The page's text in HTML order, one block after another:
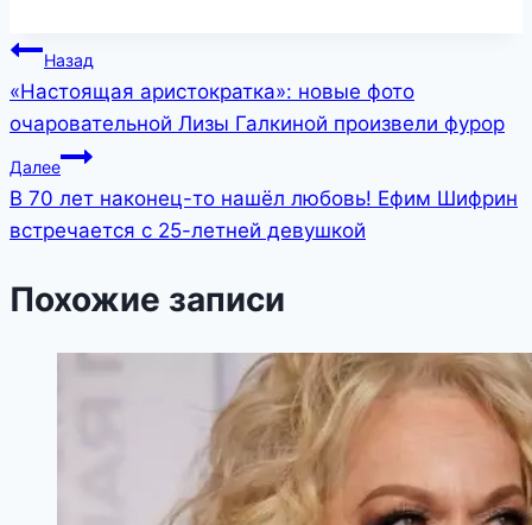
Навигация
по
записям
Назад
«Настоящая аристократка»: новые фото
очаровательной Лизы Галкиной произвели фурор
Далее
В 70 лет наконец-то нашёл любовь! Ефим Шифрин
встречается с 25-летней девушкой
Похожие записи